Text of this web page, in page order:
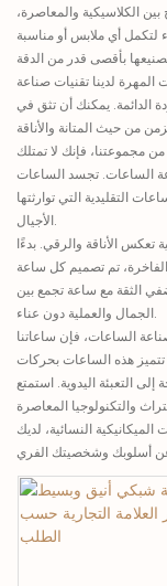
بين الكلاسيكية والمعاصرة،
بأقصى قدر من الدقة
لدينا تقنيات صناعة
الدائمة. يمكنك أن تثق في
من مجموعتنا، فإنك لا تمتلك
الساعات. تجسد الساعات
التقليدية التي توارثتها
الأجيال.
تعكس الأناقة والرقي. بدءًا
تم تصميم كل ساعة
الثقة مع ساعة تجمع بين
الجمال والعملية دون عناء.
الساعات، فإن ساعاتنا
تتميز هذه الساعات بحركات
التعبئة اليدوية. استمتع
النسائية، لديك
عن أسلوبك وشخصيتك الفري